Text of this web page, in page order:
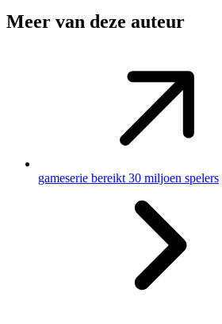
Meer van deze auteur
gameserie bereikt 30 miljoen spelers